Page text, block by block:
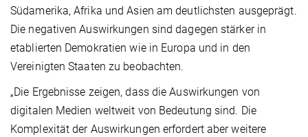
Südamerika, Afrika und Asien am deutlichsten ausgeprägt.
Die negativen Auswirkungen sind dagegen stärker in
etablierten Demokratien wie in Europa und in den
Vereinigten Staaten zu beobachten.
„Die Ergebnisse zeigen, dass die Auswirkungen von
digitalen Medien weltweit von Bedeutung sind. Die
Komplexität der Auswirkungen erfordert aber weitere